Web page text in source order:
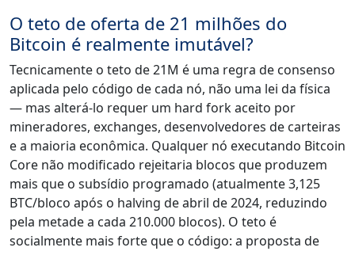
O teto de oferta de 21 milhões do
Bitcoin é realmente imutável?
Tecnicamente o teto de 21M é uma regra de consenso
aplicada pelo código de cada nó, não uma lei da física
— mas alterá-lo requer um hard fork aceito por
mineradores, exchanges, desenvolvedores de carteiras
e a maioria econômica. Qualquer nó executando Bitcoin
Core não modificado rejeitaria blocos que produzem
mais que o subsídio programado (atualmente 3,125
BTC/bloco após o halving de abril de 2024, reduzindo
pela metade a cada 210.000 blocos). O teto é
socialmente mais forte que o código: a proposta de